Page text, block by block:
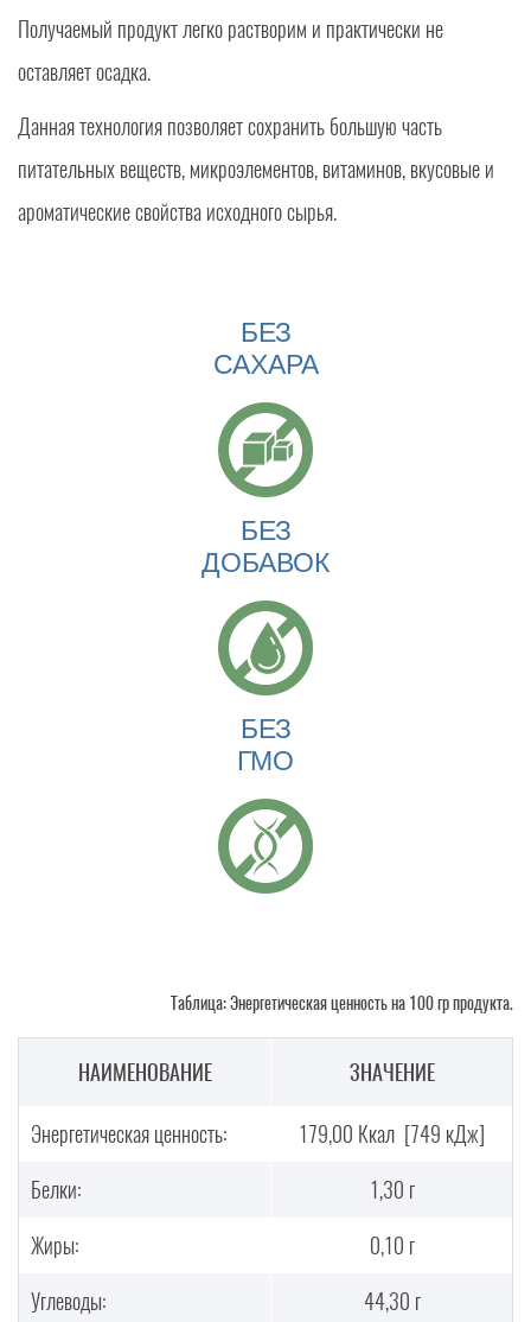
Получаемый продукт легко растворим и практически не
оставляет осадка.
Данная технология позволяет сохранить большую часть
питательных веществ, микроэлементов, витаминов, вкусовые и
ароматические свойства исходного сырья.
БЕЗ
САХАРА
БЕЗ
ДОБАВОК
БЕЗ
ГМО
Таблица: Энергетическая ценность на 100 гр продукта.
НАИМЕНОВАНИЕ ЗНАЧЕНИЕ
Энергетическая ценность:
179,00 Ккал [749 кДж]
Белки:
1,30 г
Жиры:
0,10 г
Углеводы:
44,30 г